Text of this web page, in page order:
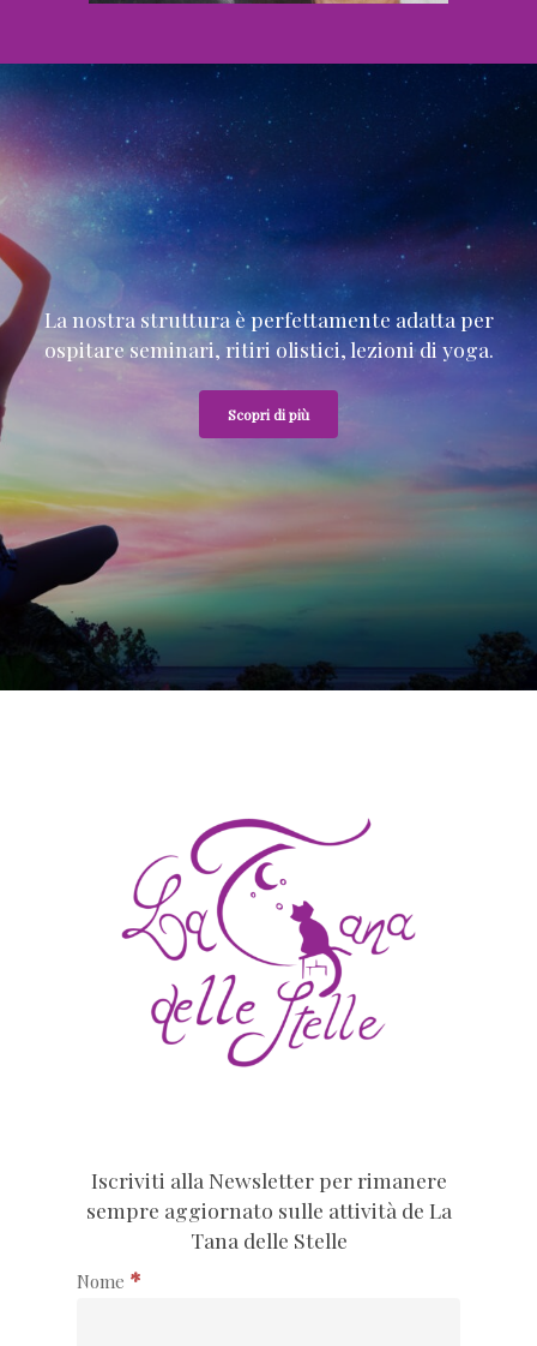
La nostra struttura è perfettamente adatta per
ospitare seminari, ritiri olistici, lezioni di yoga.
Scopri di più
Iscriviti alla Newsletter per rimanere
sempre aggiornato sulle attività de La
Tana delle Stelle
Nome *